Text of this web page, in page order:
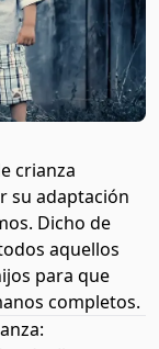
crianza
su adaptación
Dicho de
aquellos
para que
completos.